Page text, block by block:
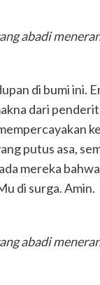
abadi
di bumi ini.
dari
putus asa,
mereka
di surga. Amin.
abadi